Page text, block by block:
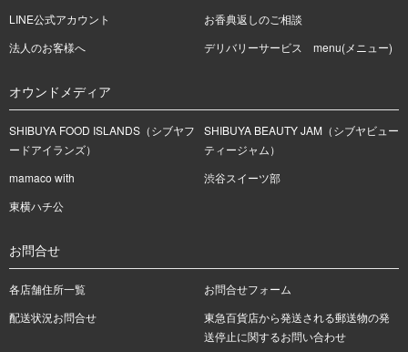
LINE公式アカウント
お香典返しのご相談
法人のお客様へ
デリバリーサービス menu(メニュー)
オウンドメディア
SHIBUYA FOOD ISLANDS（シブヤフ
ードアイランズ）
SHIBUYA BEAUTY JAM（シブヤビュー
ティージャム）
mamaco with
渋谷スイーツ部
東横ハチ公
お問合せ
各店舗住所一覧
お問合せフォーム
配送状況お問合せ
東急百貨店から発送される郵送物の発
送停止に関するお問い合わせ